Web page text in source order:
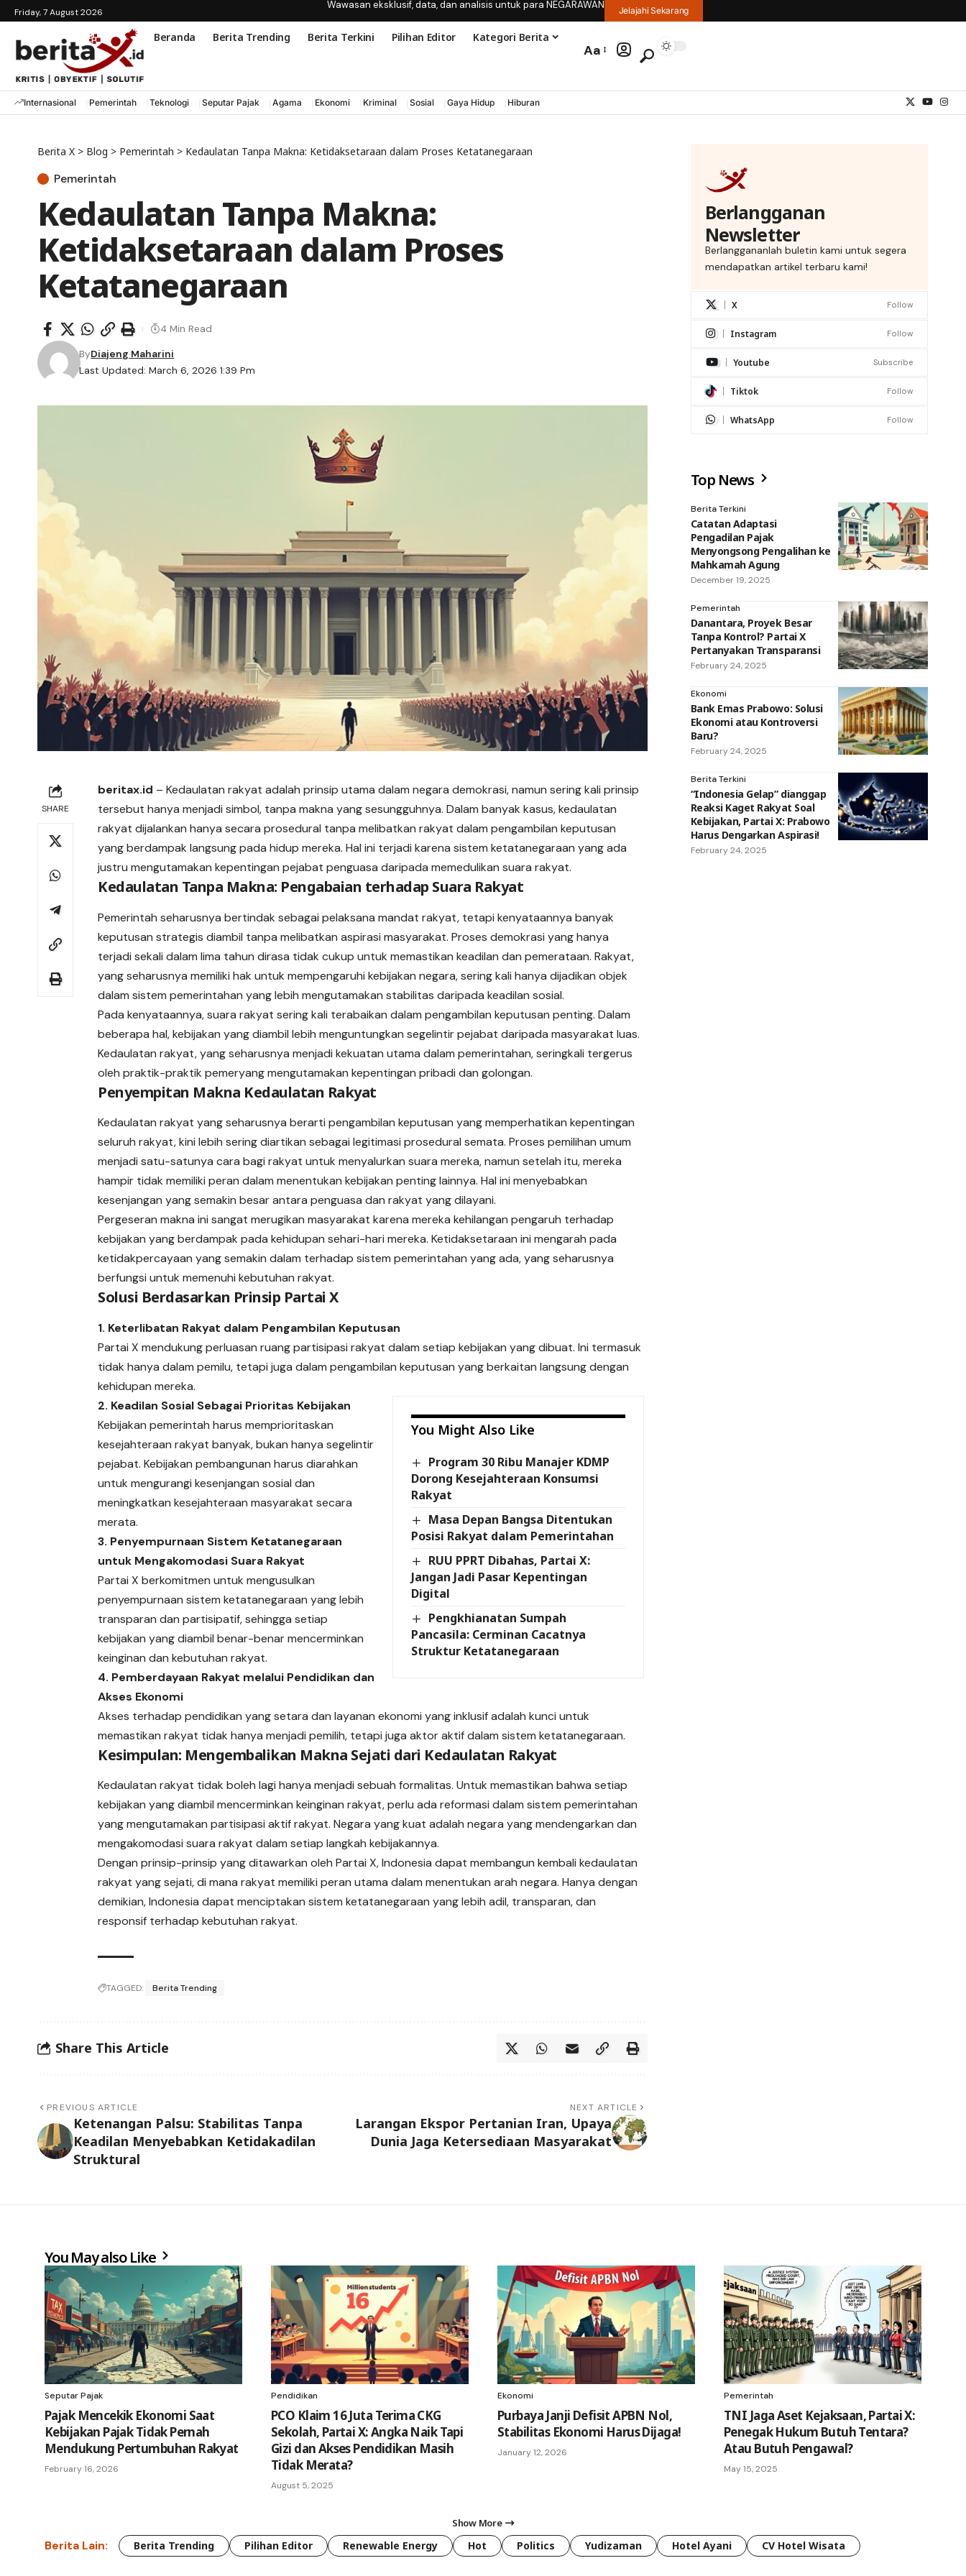
Friday, 7 August 2026
Wawasan eksklusif, data, dan analisis untuk para NEGARAWAN Jelajahi Sekarang
Beranda Berita Trending Berita Terkini Pilihan Editor Kategori Berita
Aa
Internasional Pemerintah Teknologi Seputar Pajak Agama Ekonomi Kriminal Sosial Gaya Hidup Hiburan
Berita X > Blog > Pemerintah > Kedaulatan Tanpa Makna: Ketidaksetaraan dalam Proses Ketatanegaraan
Pemerintah
Kedaulatan Tanpa Makna:
Ketidaksetaraan dalam Proses
Ketatanegaraan
Last Updated: March 6, 2026 1:39 Pm
ByDiajeng Maharini
4 Min Read
SHARE
beritax.id – Kedaulatan rakyat adalah prinsip utama dalam negara demokrasi, namun sering kali prinsip
tersebut hanya menjadi simbol, tanpa makna yang sesungguhnya. Dalam banyak kasus, kedaulatan
rakyat dijalankan hanya secara prosedural tanpa melibatkan rakyat dalam pengambilan keputusan
yang berdampak langsung pada hidup mereka. Hal ini terjadi karena sistem ketatanegaraan yang ada
justru mengutamakan kepentingan pejabat penguasa daripada memedulikan suara rakyat.
Kedaulatan Tanpa Makna: Pengabaian terhadap Suara Rakyat
Pemerintah seharusnya bertindak sebagai pelaksana mandat rakyat, tetapi kenyataannya banyak
keputusan strategis diambil tanpa melibatkan aspirasi masyarakat. Proses demokrasi yang hanya
terjadi sekali dalam lima tahun dirasa tidak cukup untuk memastikan keadilan dan pemerataan. Rakyat,
yang seharusnya memiliki hak untuk mempengaruhi kebijakan negara, sering kali hanya dijadikan objek
dalam sistem pemerintahan yang lebih mengutamakan stabilitas daripada keadilan sosial.
Pada kenyataannya, suara rakyat sering kali terabaikan dalam pengambilan keputusan penting. Dalam
beberapa hal, kebijakan yang diambil lebih menguntungkan segelintir pejabat daripada masyarakat luas.
Kedaulatan rakyat, yang seharusnya menjadi kekuatan utama dalam pemerintahan, seringkali tergerus
oleh praktik-praktik pemeryang mengutamakan kepentingan pribadi dan golongan.
Penyempitan Makna Kedaulatan Rakyat
Kedaulatan rakyat yang seharusnya berarti pengambilan keputusan yang memperhatikan kepentingan
seluruh rakyat, kini lebih sering diartikan sebagai legitimasi prosedural semata. Proses pemilihan umum
menjadi satu-satunya cara bagi rakyat untuk menyalurkan suara mereka, namun setelah itu, mereka
hampir tidak memiliki peran dalam menentukan kebijakan penting lainnya. Hal ini menyebabkan
kesenjangan yang semakin besar antara penguasa dan rakyat yang dilayani.
Pergeseran makna ini sangat merugikan masyarakat karena mereka kehilangan pengaruh terhadap
kebijakan yang berdampak pada kehidupan sehari-hari mereka. Ketidaksetaraan ini mengarah pada
ketidakpercayaan yang semakin dalam terhadap sistem pemerintahan yang ada, yang seharusnya
berfungsi untuk memenuhi kebutuhan rakyat.
Solusi Berdasarkan Prinsip Partai X
1. Keterlibatan Rakyat dalam Pengambilan Keputusan
Partai X mendukung perluasan ruang partisipasi rakyat dalam setiap kebijakan yang dibuat. Ini termasuk
tidak hanya dalam pemilu, tetapi juga dalam pengambilan keputusan yang berkaitan langsung dengan
kehidupan mereka.
You Might Also Like
Program 30 Ribu Manajer KDMP
Dorong Kesejahteraan Konsumsi
Rakyat
Masa Depan Bangsa Ditentukan
Posisi Rakyat dalam Pemerintahan
RUU PPRT Dibahas, Partai X:
Jangan Jadi Pasar Kepentingan
Digital
Pengkhianatan Sumpah
Pancasila: Cerminan Cacatnya
Struktur Ketatanegaraan
2. Keadilan Sosial Sebagai Prioritas Kebijakan
Kebijakan pemerintah harus memprioritaskan
kesejahteraan rakyat banyak, bukan hanya segelintir
pejabat. Kebijakan pembangunan harus diarahkan
untuk mengurangi kesenjangan sosial dan
meningkatkan kesejahteraan masyarakat secara
merata.
3. Penyempurnaan Sistem Ketatanegaraan
untuk Mengakomodasi Suara Rakyat
Partai X berkomitmen untuk mengusulkan
penyempurnaan sistem ketatanegaraan yang lebih
transparan dan partisipatif, sehingga setiap
kebijakan yang diambil benar-benar mencerminkan
keinginan dan kebutuhan rakyat.
4. Pemberdayaan Rakyat melalui Pendidikan dan
Akses Ekonomi
Akses terhadap pendidikan yang setara dan layanan ekonomi yang inklusif adalah kunci untuk
memastikan rakyat tidak hanya menjadi pemilih, tetapi juga aktor aktif dalam sistem ketatanegaraan.
Kesimpulan: Mengembalikan Makna Sejati dari Kedaulatan Rakyat
Kedaulatan rakyat tidak boleh lagi hanya menjadi sebuah formalitas. Untuk memastikan bahwa setiap
kebijakan yang diambil mencerminkan keinginan rakyat, perlu ada reformasi dalam sistem pemerintahan
yang mengutamakan partisipasi aktif rakyat. Negara yang kuat adalah negara yang mendengarkan dan
mengakomodasi suara rakyat dalam setiap langkah kebijakannya.
Dengan prinsip-prinsip yang ditawarkan oleh Partai X, Indonesia dapat membangun kembali kedaulatan
rakyat yang sejati, di mana rakyat memiliki peran utama dalam menentukan arah negara. Hanya dengan
demikian, Indonesia dapat menciptakan sistem ketatanegaraan yang lebih adil, transparan, dan
responsif terhadap kebutuhan rakyat.
TAGGED: Berita Trending
Share This Article
PREVIOUS ARTICLE
Ketenangan Palsu: Stabilitas Tanpa
Keadilan Menyebabkan Ketidakadilan
Struktural
NEXT ARTICLE
Larangan Ekspor Pertanian Iran, Upaya
Dunia Jaga Ketersediaan Masyarakat
Berlangganan
Newsletter
Berlanggananlah buletin kami untuk segera
mendapatkan artikel terbaru kami!
X Follow
Instagram Follow
Youtube Subscribe
Tiktok Follow
WhatsApp Follow
Top News
Berita Terkini
Catatan Adaptasi
Pengadilan Pajak
Menyongsong Pengalihan ke
Mahkamah Agung
December 19, 2025
Pemerintah
Danantara, Proyek Besar
Tanpa Kontrol? Partai X
Pertanyakan Transparansi
February 24, 2025
Ekonomi
Bank Emas Prabowo: Solusi
Ekonomi atau Kontroversi
Baru?
February 24, 2025
Berita Terkini
“Indonesia Gelap” dianggap
Reaksi Kaget Rakyat Soal
Kebijakan, Partai X: Prabowo
Harus Dengarkan Aspirasi!
February 24, 2025
You May also Like
Seputar Pajak
Pajak Mencekik Ekonomi Saat
Kebijakan Pajak Tidak Pernah
Mendukung Pertumbuhan Rakyat
February 16, 2026
Pendidikan
PCO Klaim 16 Juta Terima CKG
Sekolah, Partai X: Angka Naik Tapi
Gizi dan Akses Pendidikan Masih
Tidak Merata?
August 5, 2025
Ekonomi
Purbaya Janji Defisit APBN Nol,
Stabilitas Ekonomi Harus Dijaga!
January 12, 2026
Pemerintah
TNI Jaga Aset Kejaksaan, Partai X:
Penegak Hukum Butuh Tentara?
Atau Butuh Pengawal?
May 15, 2025
Show More
Berita Lain: Berita Trending Pilihan Editor Renewable Energy Hot Politics Yudizaman Hotel Ayani CV Hotel Wisata